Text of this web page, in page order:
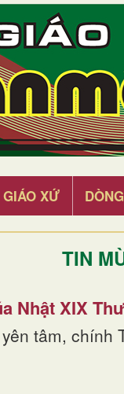
GIÁO XỨ
TIN
Nhật XIX
yên tâm, chính